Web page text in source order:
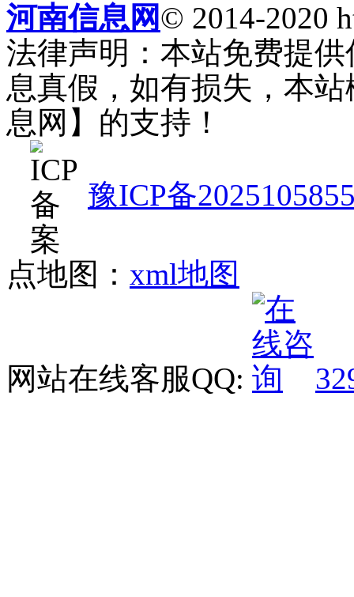
河南信息网© 2014-2020
法律声明：本站免费提
息真假，如有损失，本
息网】的支持！
豫ICP备
点地图： xml地图
网站在线客服QQ: